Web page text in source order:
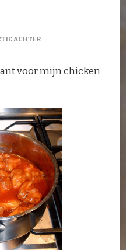
ACHTEROP
WINGS
voor mijn chicken